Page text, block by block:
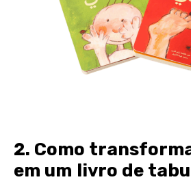
2. Como
em um livro de